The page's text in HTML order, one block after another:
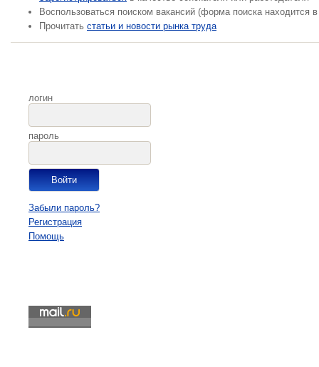
Воспользоваться поиском вакансий (форма поиска находится
Прочитать статьи и новости рынка труда
логин
пароль
Забыли пароль?
Регистрация
Помощь